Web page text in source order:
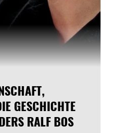
GESCHICHTE
RALF BOS